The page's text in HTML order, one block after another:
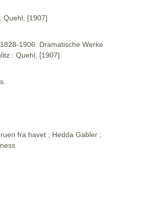
Quehl, [1907]
1906: Dramatische Werke
: Quehl, [1907]
fra havet ; Hedda Gabler ;